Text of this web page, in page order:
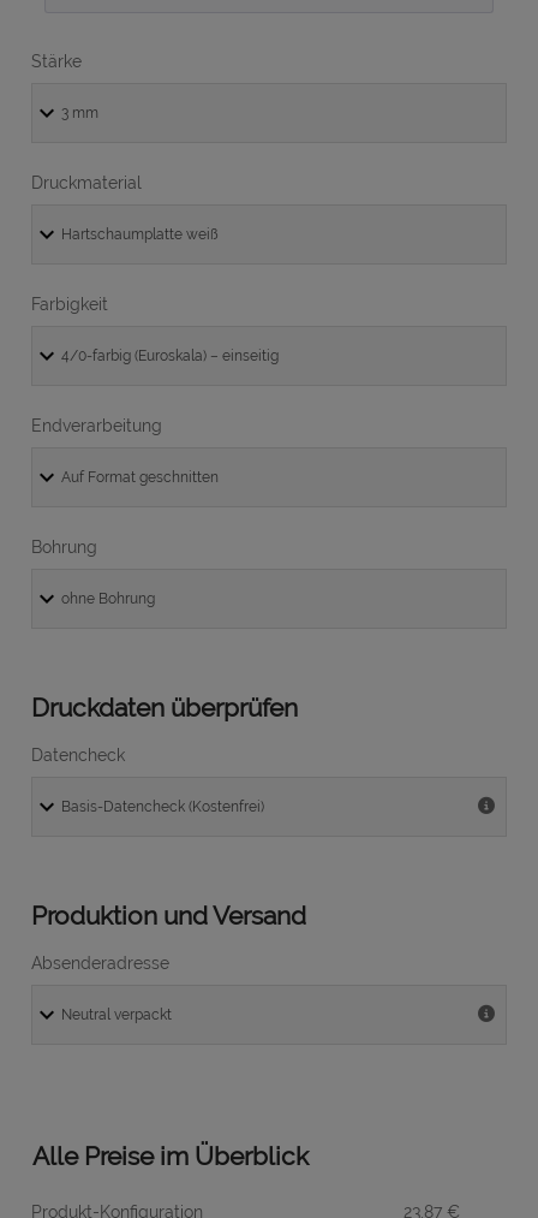
Stärke
Druckmaterial
Farbigkeit
Endverarbeitung
Bohrung
Druckdaten überprüfen
Datencheck
Produktion und Versand
Absenderadresse
Alle Preise im Überblick
Produkt-Konfiguration 23,87 €